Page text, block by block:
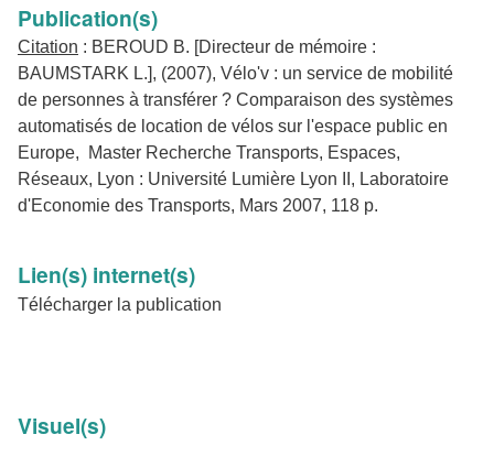
Publication(s)
Citation : BEROUD B. [Directeur de mémoire :
BAUMSTARK L.], (2007), Vélo'v : un service de mobilité
de personnes à transférer ? Comparaison des systèmes
automatisés de location de vélos sur l'espace public en
Europe, Master Recherche Transports, Espaces,
Réseaux, Lyon : Université Lumière Lyon II, Laboratoire
d'Economie des Transports, Mars 2007, 118 p.
Lien(s) internet(s)
Télécharger la publication
Visuel(s)